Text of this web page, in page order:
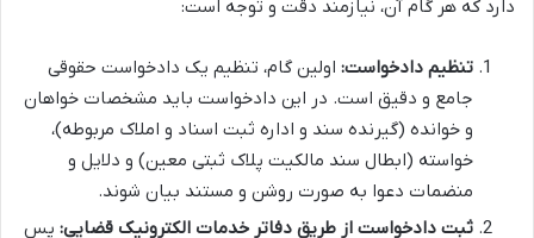
دارد که هر گام آن، نیازمند دقت و توجه است:
تنظیم دادخواست: اولین گام، تنظیم یک دادخواست حقوقی
جامع و دقیق است. در این دادخواست باید مشخصات خواهان
و خوانده (گیرنده سند و اداره ثبت اسناد و املاک مربوطه)،
خواسته (ابطال سند مالکیت پلاک ثبتی معین) و دلایل و
منضمات دعوا به صورت روشن و مستند بیان شوند.
ثبت دادخواست از طریق دفاتر خدمات الکترونیک قضایی: پس